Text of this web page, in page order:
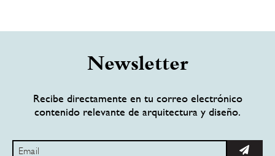
Newsletter
Recibe directamente en tu correo electrónico
contenido relevante de arquitectura y diseño.